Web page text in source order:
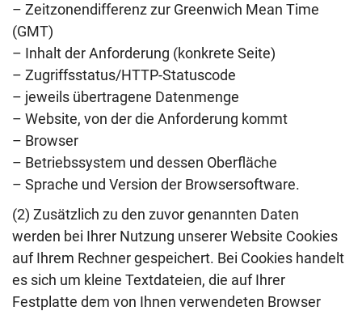
– Zeitzonendifferenz zur Greenwich Mean Time
(GMT)
– Inhalt der Anforderung (konkrete Seite)
– Zugriffsstatus/HTTP-Statuscode
– jeweils übertragene Datenmenge
– Website, von der die Anforderung kommt
– Browser
– Betriebssystem und dessen Oberfläche
– Sprache und Version der Browsersoftware.
(2) Zusätzlich zu den zuvor genannten Daten
werden bei Ihrer Nutzung unserer Website Cookies
auf Ihrem Rechner gespeichert. Bei Cookies handelt
es sich um kleine Textdateien, die auf Ihrer
Festplatte dem von Ihnen verwendeten Browser